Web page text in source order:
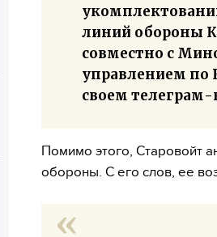
линий обороны
совместно с
управлением по
своем телеграм-
Помимо этого, Старовойт
обороны. С его слов, ее